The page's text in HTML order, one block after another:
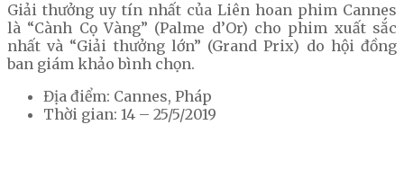
Giải thưởng uy tín nhất của Liên hoan phim Cannes
là “Cành Cọ Vàng” (Palme d’Or) cho phim xuất sắc
nhất và “Giải thưởng lớn” (Grand Prix) do hội đồng
ban giám khảo bình chọn.
Địa điểm: Cannes, Pháp
Thời gian: 14 – 25/5/2019